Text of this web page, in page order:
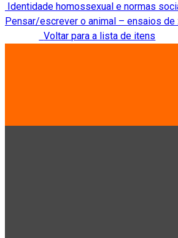
Identidade homossexual e normas
Pensar/escrever o animal – ensaios
Voltar para a lista de itens